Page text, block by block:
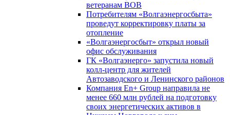
ветеранам ВОВ
Потребителям «Волгаэнергосбыта»
проведут корректировку платы за
отопление
«Волгаэнергосбыт» открыл новый
офис обслуживания
ГК «Волгаэнерго» запустила новый
колл-центр для жителей
Автозаводского и Ленинского районов
Компания En+ Group направила не
менее 660 млн рублей на подготовку
своих энергетических активов в